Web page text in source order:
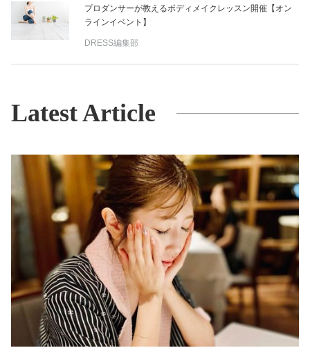
プロダンサーが教えるボディメイクレッスン開催【オン
ラインイベント】
DRESS編集部
Latest Article